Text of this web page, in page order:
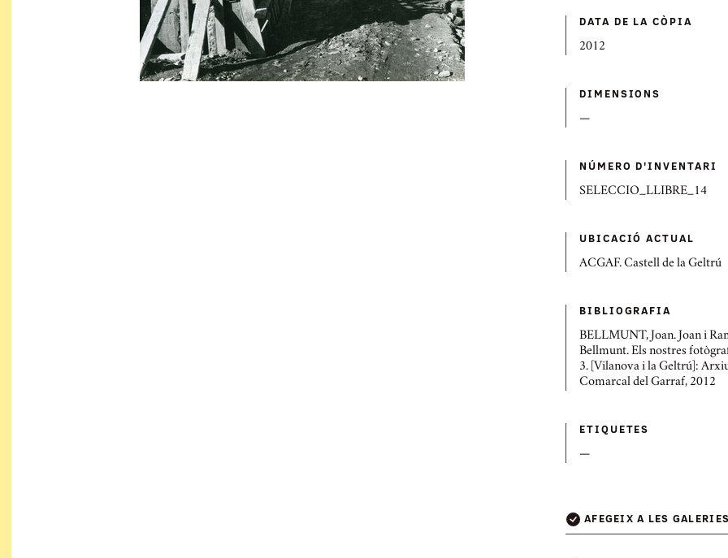
DATA DE LA CÒPIA
2012
DIMENSIONS
—
NÚMERO D'INVENTARI
SELECCIO_LLIBRE_14
UBICACIÓ ACTUAL
ACGAF. Castell de la Geltrú
BIBLIOGRAFIA
BELLMUNT, Joan. Joan i
Bellmunt. Els nostres
3. [Vilanova i la Geltrú]:
Comarcal del Garraf, 2012
ETIQUETES
—
AFEGEIX A LES